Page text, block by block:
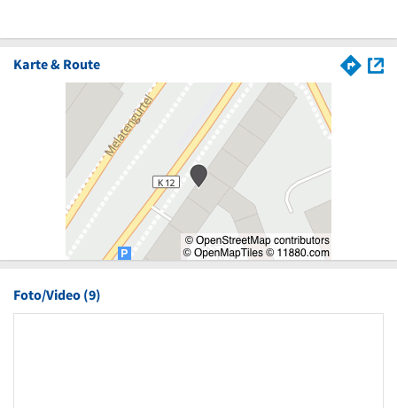
Karte & Route
Foto/Video (9)